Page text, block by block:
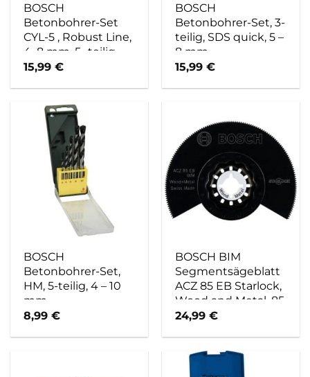
BOSCH
Betonbohrer-Set
CYL-5 , Robust Line,
4–8 mm, 5 -teilig –
bunt
15,99€
BOSCH
Betonbohrer-Set, 3-
teilig, SDS quick, 5 –
8 mm
15,99€
BOSCH
Betonbohrer-Set,
HM, 5-teilig, 4 – 10
mm
8,99€
BOSCH BIM
Segmentsägeblatt
ACZ 85 EB Starlock,
Wood and Metal, 85
mm
24,99€